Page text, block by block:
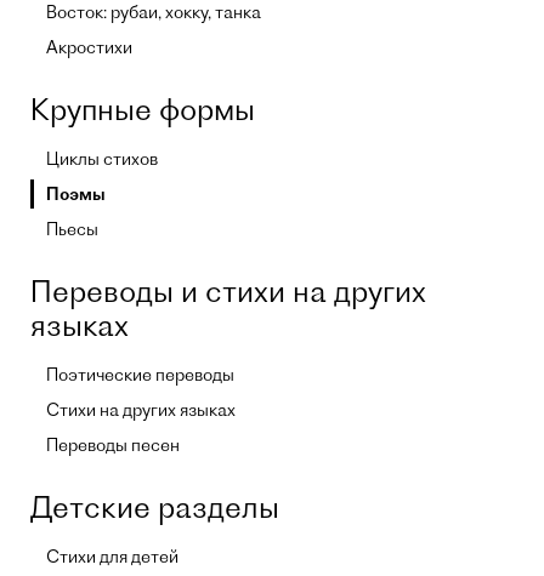
Восток: рубаи, хокку, танка
Акростихи
Крупные формы
Циклы стихов
Поэмы
Пьесы
Переводы и стихи на других
языках
Поэтические переводы
Стихи на других языках
Переводы песен
Детские разделы
Стихи для детей